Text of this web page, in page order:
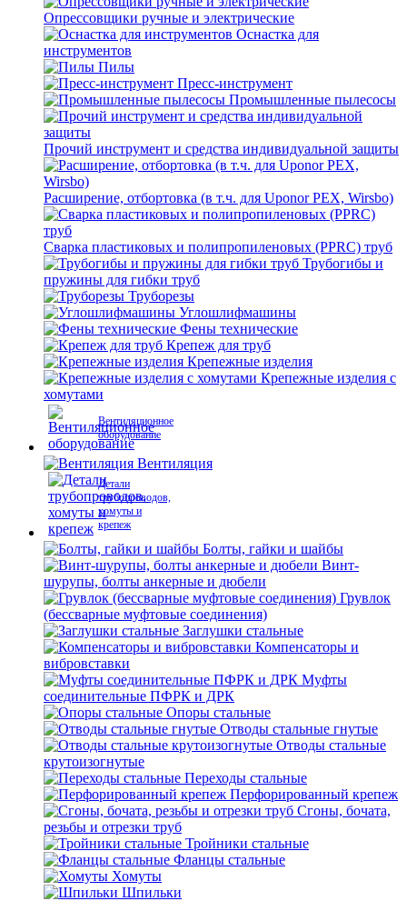
Опрессовщики ручные и электрические
Оснастка для
инструментов
Пилы
Пресс-инструмент
Промышленные пылесосы
Прочий инструмент и средства индивидуальной защиты
Расширение, отбортовка (в т.ч. для Uponor PEX, Wirsbo)
Сварка пластиковых и полипропиленовых (PPRC) труб
Трубогибы и
пружины для гибки труб
Труборезы
Углошлифмашины
Фены технические
Крепеж для труб
Крепежные изделия
Крепежные изделия с
хомутами
Вентиляционное
оборудование
Вентиляция
Детали
трубопроводов,
хомуты и
крепеж
Болты, гайки и шайбы
Винт-
шурупы, болты анкерные и дюбели
Грувлок
(бессварные муфтовые соединения)
Заглушки стальные
Компенсаторы и
вибровставки
Муфты
соединительные ПФРК и ДРК
Опоры стальные
Отводы стальные гнутые
Отводы стальные
крутоизогнутые
Переходы стальные
Перфорированный крепеж
Сгоны, бочата,
резьбы и отрезки труб
Тройники стальные
Фланцы стальные
Хомуты
Шпильки